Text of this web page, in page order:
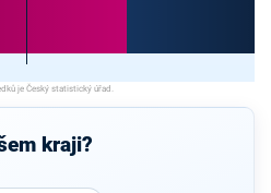
kraji?